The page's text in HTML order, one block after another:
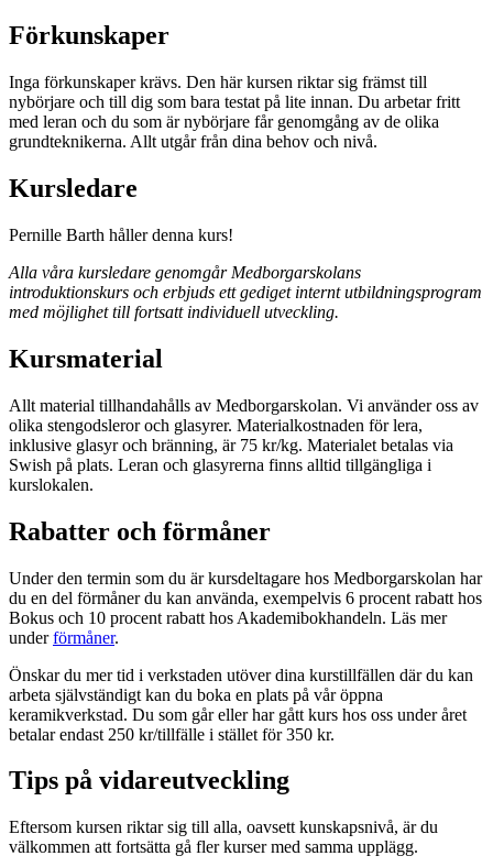
Förkunskaper
Inga förkunskaper krävs. Den här kursen riktar sig främst till
nybörjare och till dig som bara testat på lite innan. Du arbetar fritt
med leran och du som är nybörjare får genomgång av de olika
grundteknikerna. Allt utgår från dina behov och nivå.
Kursledare
Pernille Barth håller denna kurs!
Alla våra kursledare genomgår Medborgarskolans
introduktionskurs och erbjuds ett gediget internt utbildningsprogram
med möjlighet till fortsatt individuell utveckling.
Kursmaterial
Allt material tillhandahålls av Medborgarskolan. Vi använder oss av
olika stengodsleror och glasyrer. Materialkostnaden för lera,
inklusive glasyr och bränning, är 75 kr/kg. Materialet betalas via
Swish på plats. Leran och glasyrerna finns alltid tillgängliga i
kurslokalen.
Rabatter och förmåner
Under den termin som du är kursdeltagare hos Medborgarskolan har
du en del förmåner du kan använda, exempelvis 6 procent rabatt hos
Bokus och 10 procent rabatt hos Akademibokhandeln. Läs mer
underförmåner.
Önskar du mer tid i verkstaden utöver dina kurstillfällen där du kan
arbeta självständigt kan du boka en plats på vår öppna
keramikverkstad. Du som går eller har gått kurs hos oss under året
betalar endast 250 kr/tillfälle i stället för 350 kr.
Tips på vidareutveckling
Eftersom kursen riktar sig till alla, oavsett kunskapsnivå, är du
välkommen att fortsätta gå fler kurser med samma upplägg.